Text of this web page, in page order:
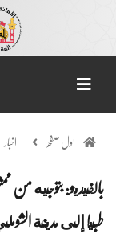
اول صفحہ اخبار
بالفيديو: بتوجيه من
طبيا إلى مدينة